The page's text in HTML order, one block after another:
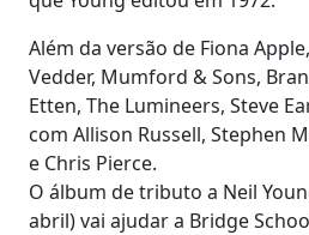
Além da versão de Fiona
Vedder, Mumford & Sons,
Etten, The Lumineers, Steve
com Allison Russell, Stephen
e Chris Pierce.
O álbum de tributo a Neil
abril) vai ajudar a Bridge